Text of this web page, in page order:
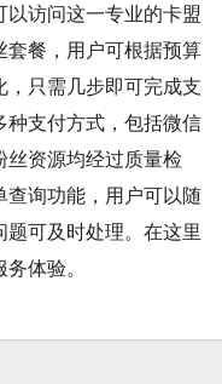
访问这一专业的卡盟
套餐，用户可根据预算
只需几步即可完成支
种支付方式，包括微信
丝资源均经过质量检
查询功能，用户可以随
可及时处理。在这里
体验。